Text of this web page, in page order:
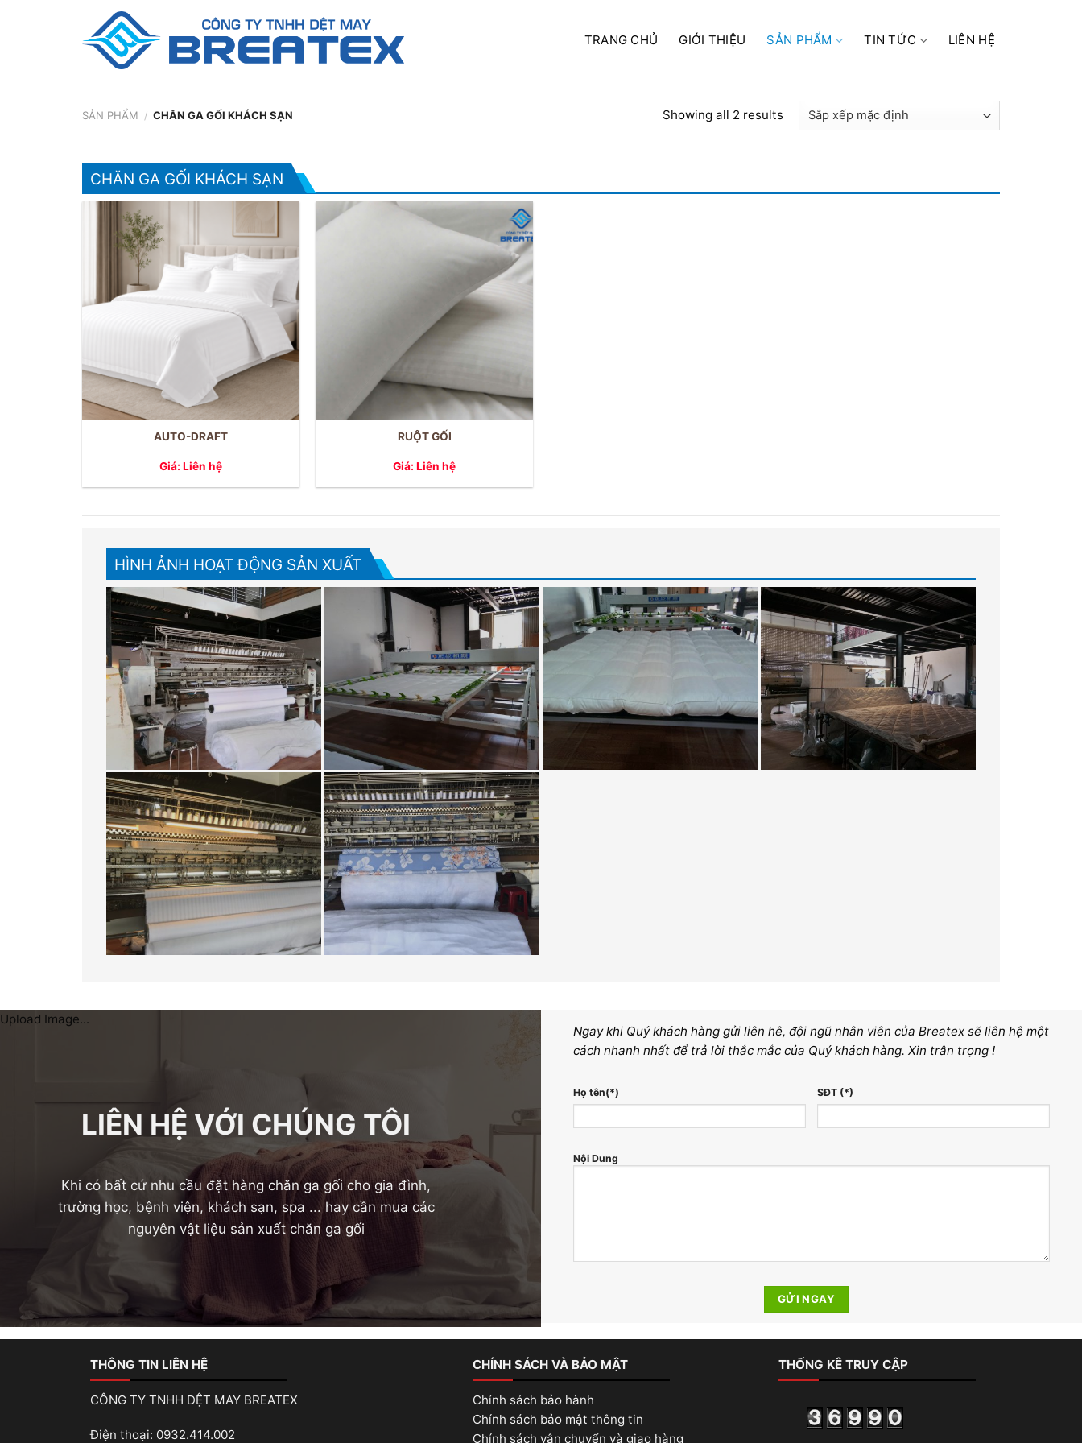
TRANG CHỦ GIỚI THIỆU SẢN PHẨM TIN TỨC LIÊN HỆ
SẢN PHẨM / CHĂN GA GỐI KHÁCH SẠN Showing all 2 results
CHĂN GA GỐI KHÁCH SẠN
AUTO-DRAFT
Giá: Liên hệ
RUỘT GỐI
Giá: Liên hệ
HÌNH ẢNH HOẠT ĐỘNG SẢN XUẤT
LIÊN HỆ VỚI CHÚNG TÔI
Khi có bất cứ nhu cầu đặt hàng chăn ga gối cho gia đình,
trường học, bệnh viện, khách sạn, spa ... hay cần mua các
nguyên vật liệu sản xuất chăn ga gối
Upload Image...
Ngay khi Quý khách hàng gửi liên hê, đội ngũ nhân viên của Breatex sẽ liên hệ một
cách nhanh nhất để trả lời thắc mắc của Quý khách hàng. Xin trân trọng !
Họ tên(*) SĐT (*)
Nội Dung
THÔNG TIN LIÊN HỆ
CÔNG TY TNHH DỆT MAY BREATEX
Điện thoại: 0932.414.002
CHÍNH SÁCH VÀ BẢO MẬT
Chính sách bảo hành
Chính sách bảo mật thông tin
Chính sách vận chuyển và giao hàng
THỐNG KÊ TRUY CẬP